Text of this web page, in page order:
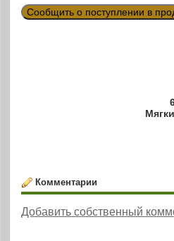
Сообщить о поступлении в
Комментарии
Добавить собственный